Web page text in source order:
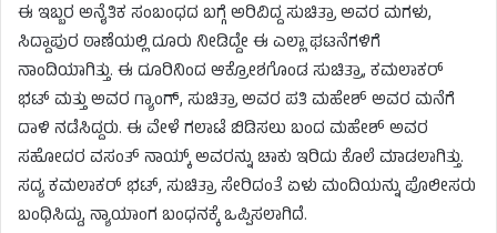
ಈ ಇಬ್ಬರ ಅನೈತಿಕ ಸಂಬಂಧದ ಬಗ್ಗೆ ಅರಿವಿದ್ದ ಸುಚಿತ್ರಾ ಅವರ ಮಗಳು,
ಸಿದ್ದಾಪುರ ಠಾಣೆಯಲ್ಲಿ ದೂರು ನೀಡಿದ್ದೇ ಈ ಎಲ್ಲಾ ಘಟನೆಗಳಿಗೆ
ನಾಂದಿಯಾಗಿತ್ತು. ಈ ದೂರಿನಿಂದ ಆಕ್ರೋಶಗೊಂಡ ಸುಚಿತ್ರಾ, ಕಮಲಾಕರ್
ಭಟ್ ಮತ್ತು ಅವರ ಗ್ಯಾಂಗ್, ಸುಚಿತ್ರಾ ಅವರ ಪತಿ ಮಹೇಶ್ ಅವರ ಮನೆಗೆ
ದಾಳಿ ನಡೆಸಿದ್ದರು. ಈ ವೇಳೆ ಗಲಾಟೆ ಬಿಡಿಸಲು ಬಂದ ಮಹೇಶ್ ಅವರ
ಸಹೋದರ ವಸಂತ್ ನಾಯ್ಕ್ ಅವರನ್ನು ಚಾಕು ಇರಿದು ಕೊಲೆ ಮಾಡಲಾಗಿತ್ತು.
ಸದ್ಯ ಕಮಲಾಕರ್ ಭಟ್, ಸುಚಿತ್ರಾ ಸೇರಿದಂತೆ ಏಳು ಮಂದಿಯನ್ನು ಪೊಲೀಸರು
ಬಂಧಿಸಿದ್ದು, ನ್ಯಾಯಾಂಗ ಬಂಧನಕ್ಕೆ ಒಪ್ಪಿಸಲಾಗಿದೆ.